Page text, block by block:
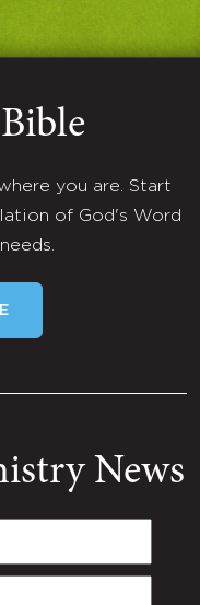
you are. Start
of God's Word
News